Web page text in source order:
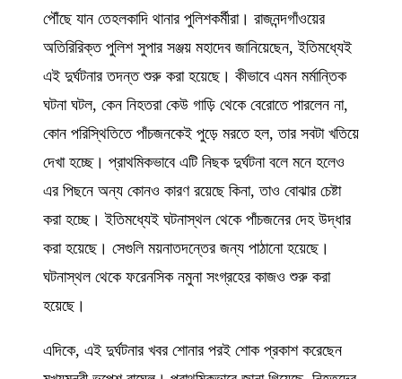
পৌঁছে যান তেহলকাদি থানার পুলিশকর্মীরা। রাজনন্দগাঁওয়ের
অতিরিরিক্ত পুলিশ সুপার সঞ্জয় মহাদেব জানিয়েছেন, ইতিমধ্যেই
এই দুর্ঘটনার তদন্ত শুরু করা হয়েছে। কীভাবে এমন মর্মান্তিক
ঘটনা ঘটল, কেন নিহতরা কেউ গাড়ি থেকে বেরোতে পারলেন না,
কোন পরিস্থিতিতে পাঁচজনকেই পুড়ে মরতে হল, তার সবটা খতিয়ে
দেখা হচ্ছে। প্রাথমিকভাবে এটি নিছক দুর্ঘটনা বলে মনে হলেও
এর পিছনে অন্য কোনও কারণ রয়েছে কিনা, তাও বোঝার চেষ্টা
করা হচ্ছে। ইতিমধ্যেই ঘটনাস্থল থেকে পাঁচজনের দেহ উদ্ধার
করা হয়েছে। সেগুলি ময়নাতদন্তের জন্য পাঠানো হয়েছে।
ঘটনাস্থল থেকে ফরেনসিক নমুনা সংগ্রহের কাজও শুরু করা
হয়েছে।
এদিকে, এই দুর্ঘটনার খবর শোনার পরই শোক প্রকাশ করেছেন